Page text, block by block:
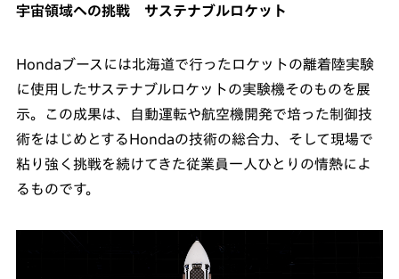
宇宙領域への挑戦 サステナブルロケット
Hondaブースには北海道で行ったロケットの離着陸実験
に使用したサステナブルロケットの実験機そのものを展
示。この成果は、自動運転や航空機開発で培った制御技
術をはじめとするHondaの技術の総合力、そして現場で
粘り強く挑戦を続けてきた従業員一人ひとりの情熱によ
るものです。